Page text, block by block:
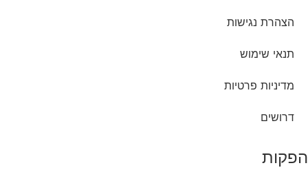
הצהרת נגישות
תנאי שימוש
מדיניות פרטיות
דרושים
הפקות